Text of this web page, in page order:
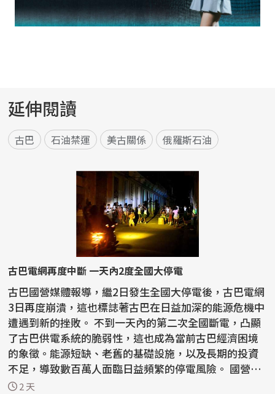
延伸閱讀
古巴 石油禁運 美古關係 俄羅斯石油
古巴電網再度中斷 一天內2度全國大停電
古巴國營媒體報導，繼2日發生全國大停電後，古巴電網
3日再度崩潰，這也標誌著古巴在日益加深的能源危機中
遭遇到新的挫敗。 不到一天內的第二次全國斷電，凸顯
了古巴供電系統的脆弱性，這也成為當前古巴經濟困境
的象徵。能源短缺、老舊的基礎設施，以及長期的投資
不足，導致數百萬人面臨日益頻繁的停電風險。 國營
電...2 天